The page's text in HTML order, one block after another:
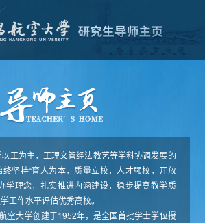
工为主，工理文管经法教艺等学科协调发展的
坚持“育人为本，质量立校，人才强校，开放
学理念，扎实推进内涵建设，稳步提高教学质
工作水平评估优秀高校。
大学创建于1952年，是全国首批学士学位授